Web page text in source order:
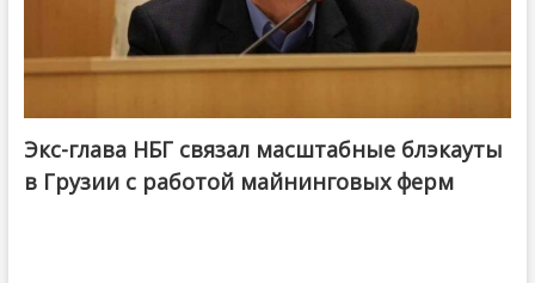
Экс-глава НБГ связал масштабные блэкауты
в Грузии с работой майнинговых ферм